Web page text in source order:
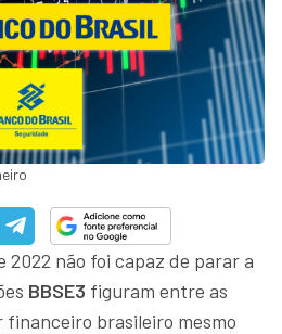
2022 não foi capaz de parar a
BBSE3 figuram entre as
brasileiro mesmo